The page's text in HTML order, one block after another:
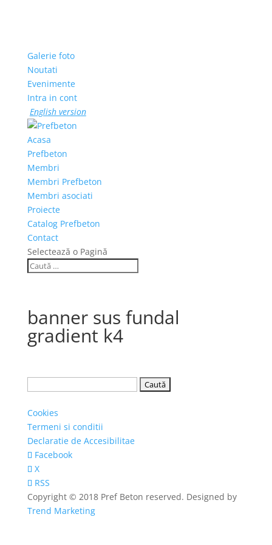
Galerie foto
Noutati
Evenimente
Intra in cont
English version
Acasa
Prefbeton
Membri
Membri Prefbeton
Membri asociati
Proiecte
Catalog Prefbeton
Contact
Selectează o Pagină
banner sus fundal
gradient k4
Cookies
Termeni si conditii
Declaratie de Accesibilitae
Facebook
X
RSS
Copyright © 2018 Pref Beton reserved. Designed by
Trend Marketing